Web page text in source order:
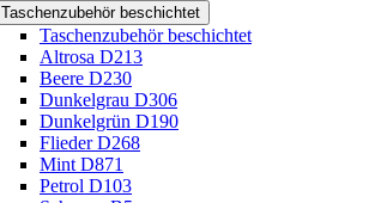
Taschenzubehör beschichtet
Taschenzubehör beschichtet
Altrosa D213
Beere D230
Dunkelgrau D306
Dunkelgrün D190
Flieder D268
Mint D871
Petrol D103